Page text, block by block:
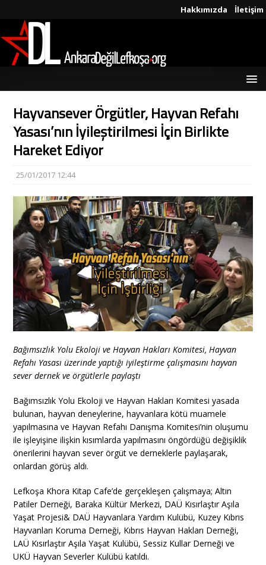
Hakkımızda İletişim
Hayvansever Örgütler, Hayvan Refahı
Yasası’nın İyileştirilmesi İçin Birlikte
Hareket Ediyor
25/01/2017 12:44
Bağımsızlık Yolu Ekoloji ve Hayvan Hakları Komitesi, Hayvan
Refahı Yasası üzerinde yaptığı iyileştirme çalışmasını hayvan
sever dernek ve örgütlerle paylaştı
Bağımsızlık Yolu Ekoloji ve Hayvan Hakları Komitesi yasada
bulunan, hayvan deneylerine, hayvanlara kötü muamele
yapılmasına ve Hayvan Refahı Danışma Komitesi’nin oluşumu
ile işleyişine ilişkin kısımlarda yapılmasını öngördüğü değişiklik
önerilerini hayvan sever örgüt ve derneklerle paylaşarak,
onlardan görüş aldı.
Lefkoşa Khora Kitap Cafe’de gerçekleşen çalışmaya; Altın
Patiler Derneği, Baraka Kültür Merkezi, DAÜ Kısırlaştır Aşıla
Yaşat Projesi& DAÜ Hayvanlara Yardım Kulübü, Kuzey Kıbrıs
Hayvanları Koruma Derneği, Kıbrıs Hayvan Hakları Derneği,
LAÜ Kısırlaştır Aşıla Yaşat Kulübü, Sessiz Kullar Derneği ve
UKÜ Hayvan Severler Kulübü katıldı.